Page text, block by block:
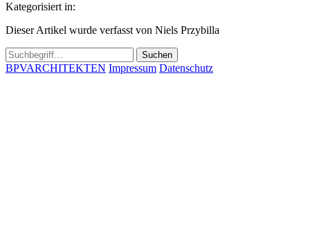
Kategorisiert in:
Dieser Artikel wurde verfasst von Niels Przybilla
Suchen
BPVARCHITEKTEN Impressum Datenschutz